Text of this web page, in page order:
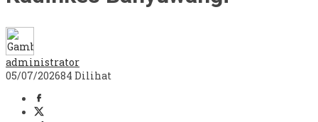
administrator
05/07/202684 Dilihat